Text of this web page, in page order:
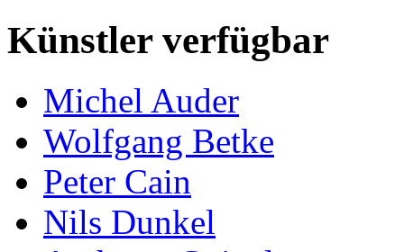
Künstler verfügbar
Michel Auder
Wolfgang Betke
Peter Cain
Nils Dunkel